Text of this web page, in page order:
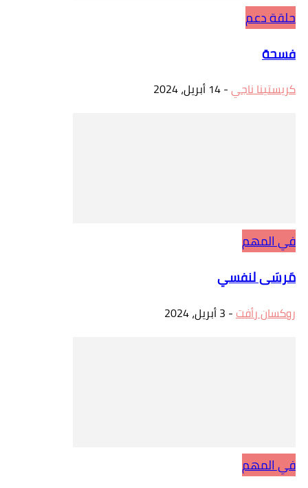
حلقة دعم
فسحة
كريستينا ناجي-14 أبريل، 2024
في المهم
مَرسَى لنفسي
روكسان رأفت- 3 أبريل، 2024
في المهم